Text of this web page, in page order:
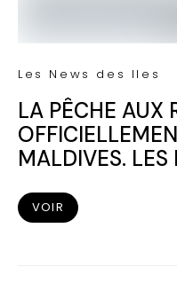
Les News des Iles
LA PÊCHE AUX
MALDIVES. LES
VOIR